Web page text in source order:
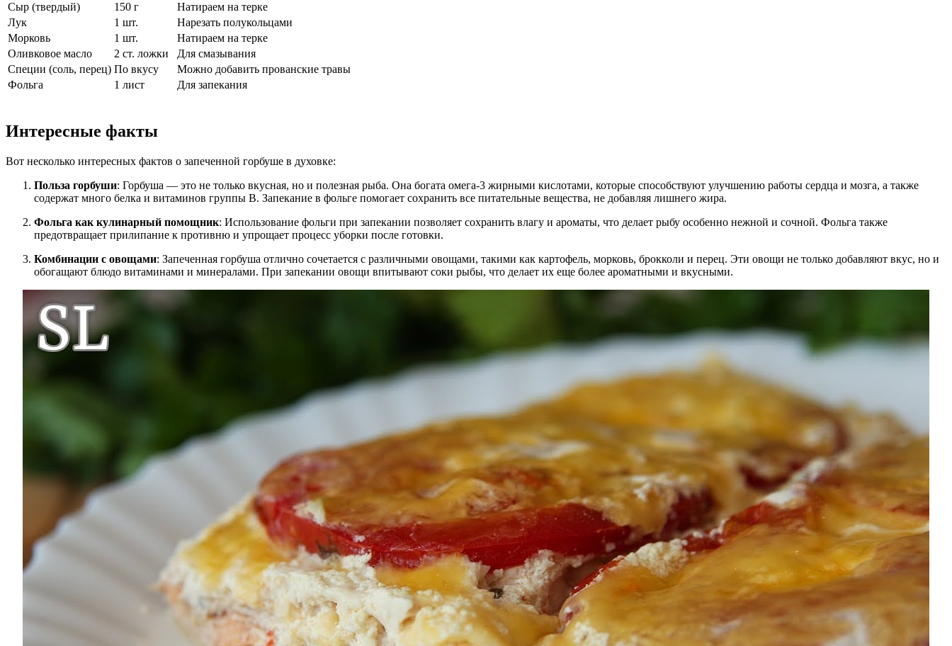
Сыр (твердый)
150 г
Натираем на терке
Лук
1 шт.
Нарезать полукольцами
Морковь
1 шт.
Натираем на терке
Оливковое масло
2 ст. ложки
Для смазывания
Специи (соль, перец) По вкусу
Можно добавить прованские травы
Фольга
1 лист Для запекания
Интересные факты
Вот несколько интересных фактов о запеченной горбуше в духовке:
Польза горбуши: Горбуша — это не только вкусная, но и полезная рыба. Она богата омега-3 жирными кислотами, которые способствуют улучшению работы сердца и мозга, а также
содержат много белка и витаминов группы B. Запекание в фольге помогает сохранить все питательные вещества, не добавляя лишнего жира.
Фольга как кулинарный помощник: Использование фольги при запекании позволяет сохранить влагу и ароматы, что делает рыбу особенно нежной и сочной. Фольга также
предотвращает прилипание к противню и упрощает процесс уборки после готовки.
Комбинации с овощами: Запеченная горбуша отлично сочетается с различными овощами, такими как картофель, морковь, брокколи и перец. Эти овощи не только добавляют вкус, но и
обогащают блюдо витаминами и минералами. При запекании овощи впитывают соки рыбы, что делает их еще более ароматными и вкусными.